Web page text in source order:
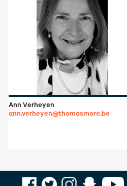
Ann Verheyen
ann.verheyen@thomasmore.be